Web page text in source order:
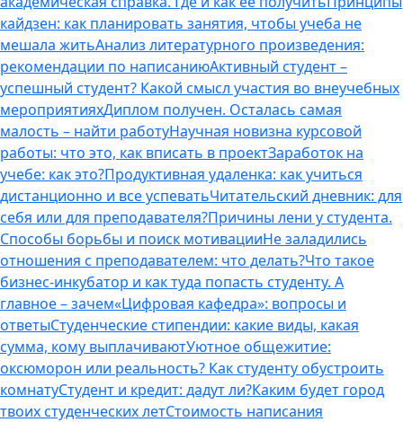
кайдзен: как планировать занятия, чтобы учеба не
мешала житьАнализ литературного произведения:
рекомендации по написаниюАктивный студент –
успешный студент? Какой смысл участия во внеучебных
мероприятияхДиплом получен. Осталась самая
малость – найти работуНаучная новизна курсовой
работы: что это, как вписать в проектЗаработок на
учебе: как это?Продуктивная удаленка: как учиться
дистанционно и все успеватьЧитательский дневник: для
себя или для преподавателя?Причины лени у студента.
Способы борьбы и поиск мотивацииНе заладились
отношения с преподавателем: что делать?Что такое
бизнес-инкубатор и как туда попасть студенту. А
главное – зачем«Цифровая кафедра»: вопросы и
ответыСтуденческие стипендии: какие виды, какая
сумма, кому выплачиваютУютное общежитие:
оксюморон или реальность? Как студенту обустроить
комнатуСтудент и кредит: дадут ли?Каким будет город
твоих студенческих летСтоимость написания